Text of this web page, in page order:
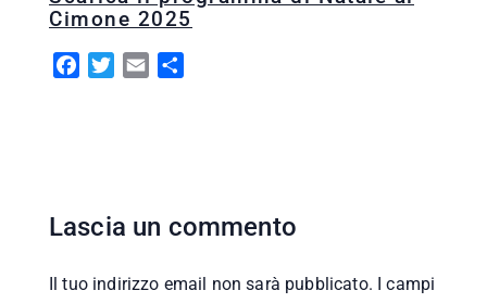
Cimone 2025
o
r
i
Lascia un commento
Il tuo indirizzo email non sarà pubblicato.
I campi